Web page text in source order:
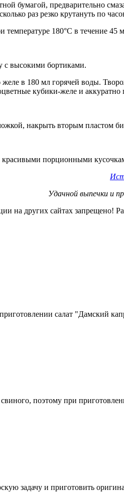
бумагой, предварительно
раз резко крутануть по
180°С в течение 45
с высокими бортиками.
желе в 180 мл горячей воды.
кубики-желе и аккуратно
накрыть вторым пластом
красивыми порционными
Удачной выпечки и
на других сайтах запрещено!
салат "Дамский
поэтому при
задачу и приготовить